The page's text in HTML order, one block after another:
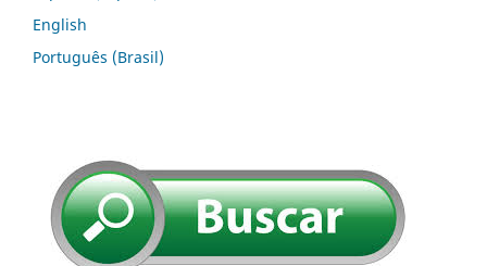
English
Português (Brasil)